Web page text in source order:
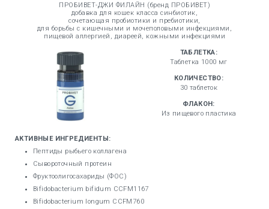
ПРОБИВЕТ-ДЖИ ФИЛАЙН (бренд ПРОБИВЕТ)
добавка для кошек класса синбиотик,
сочетающая пробиотики и пребиотики,
для борьбы с кишечными и мочеполовыми инфекциями,
пищевой аллергией, диареей, кожными инфекциями
ТАБЛЕТКА:
Таблетка 1000 мг
КОЛИЧЕСТВО:
30 таблеток
ФЛАКОН:
Из пищевого пластика
АКТИВНЫЕ ИНГРЕДИЕНТЫ:
Пептиды рыбьего коллагена
Сывороточный протеин
Фруктоолигосахариды (ФОС)
Bifidobacterium bifidum CCFM1167
Bifidobacterium longum CCFM760